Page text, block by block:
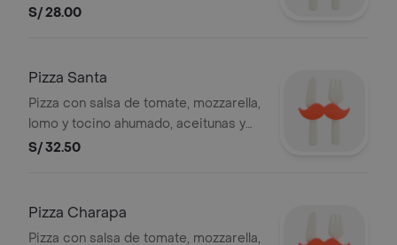
aceitunas, pimiento, 4 slices
S/ 28.00
Pizza Santa
Pizza con salsa de tomate, mozzarella,
lomo y tocino ahumado, aceitunas y
pimiento. 4 porciones.
S/ 32.50
Pizza Charapa
Pizza con salsa de tomate, mozzarella,